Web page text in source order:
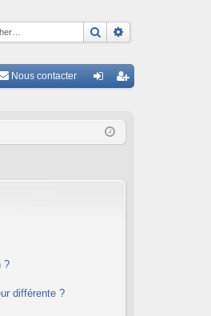
Rechercher
R
Nous contacter
cri
?
différente ?